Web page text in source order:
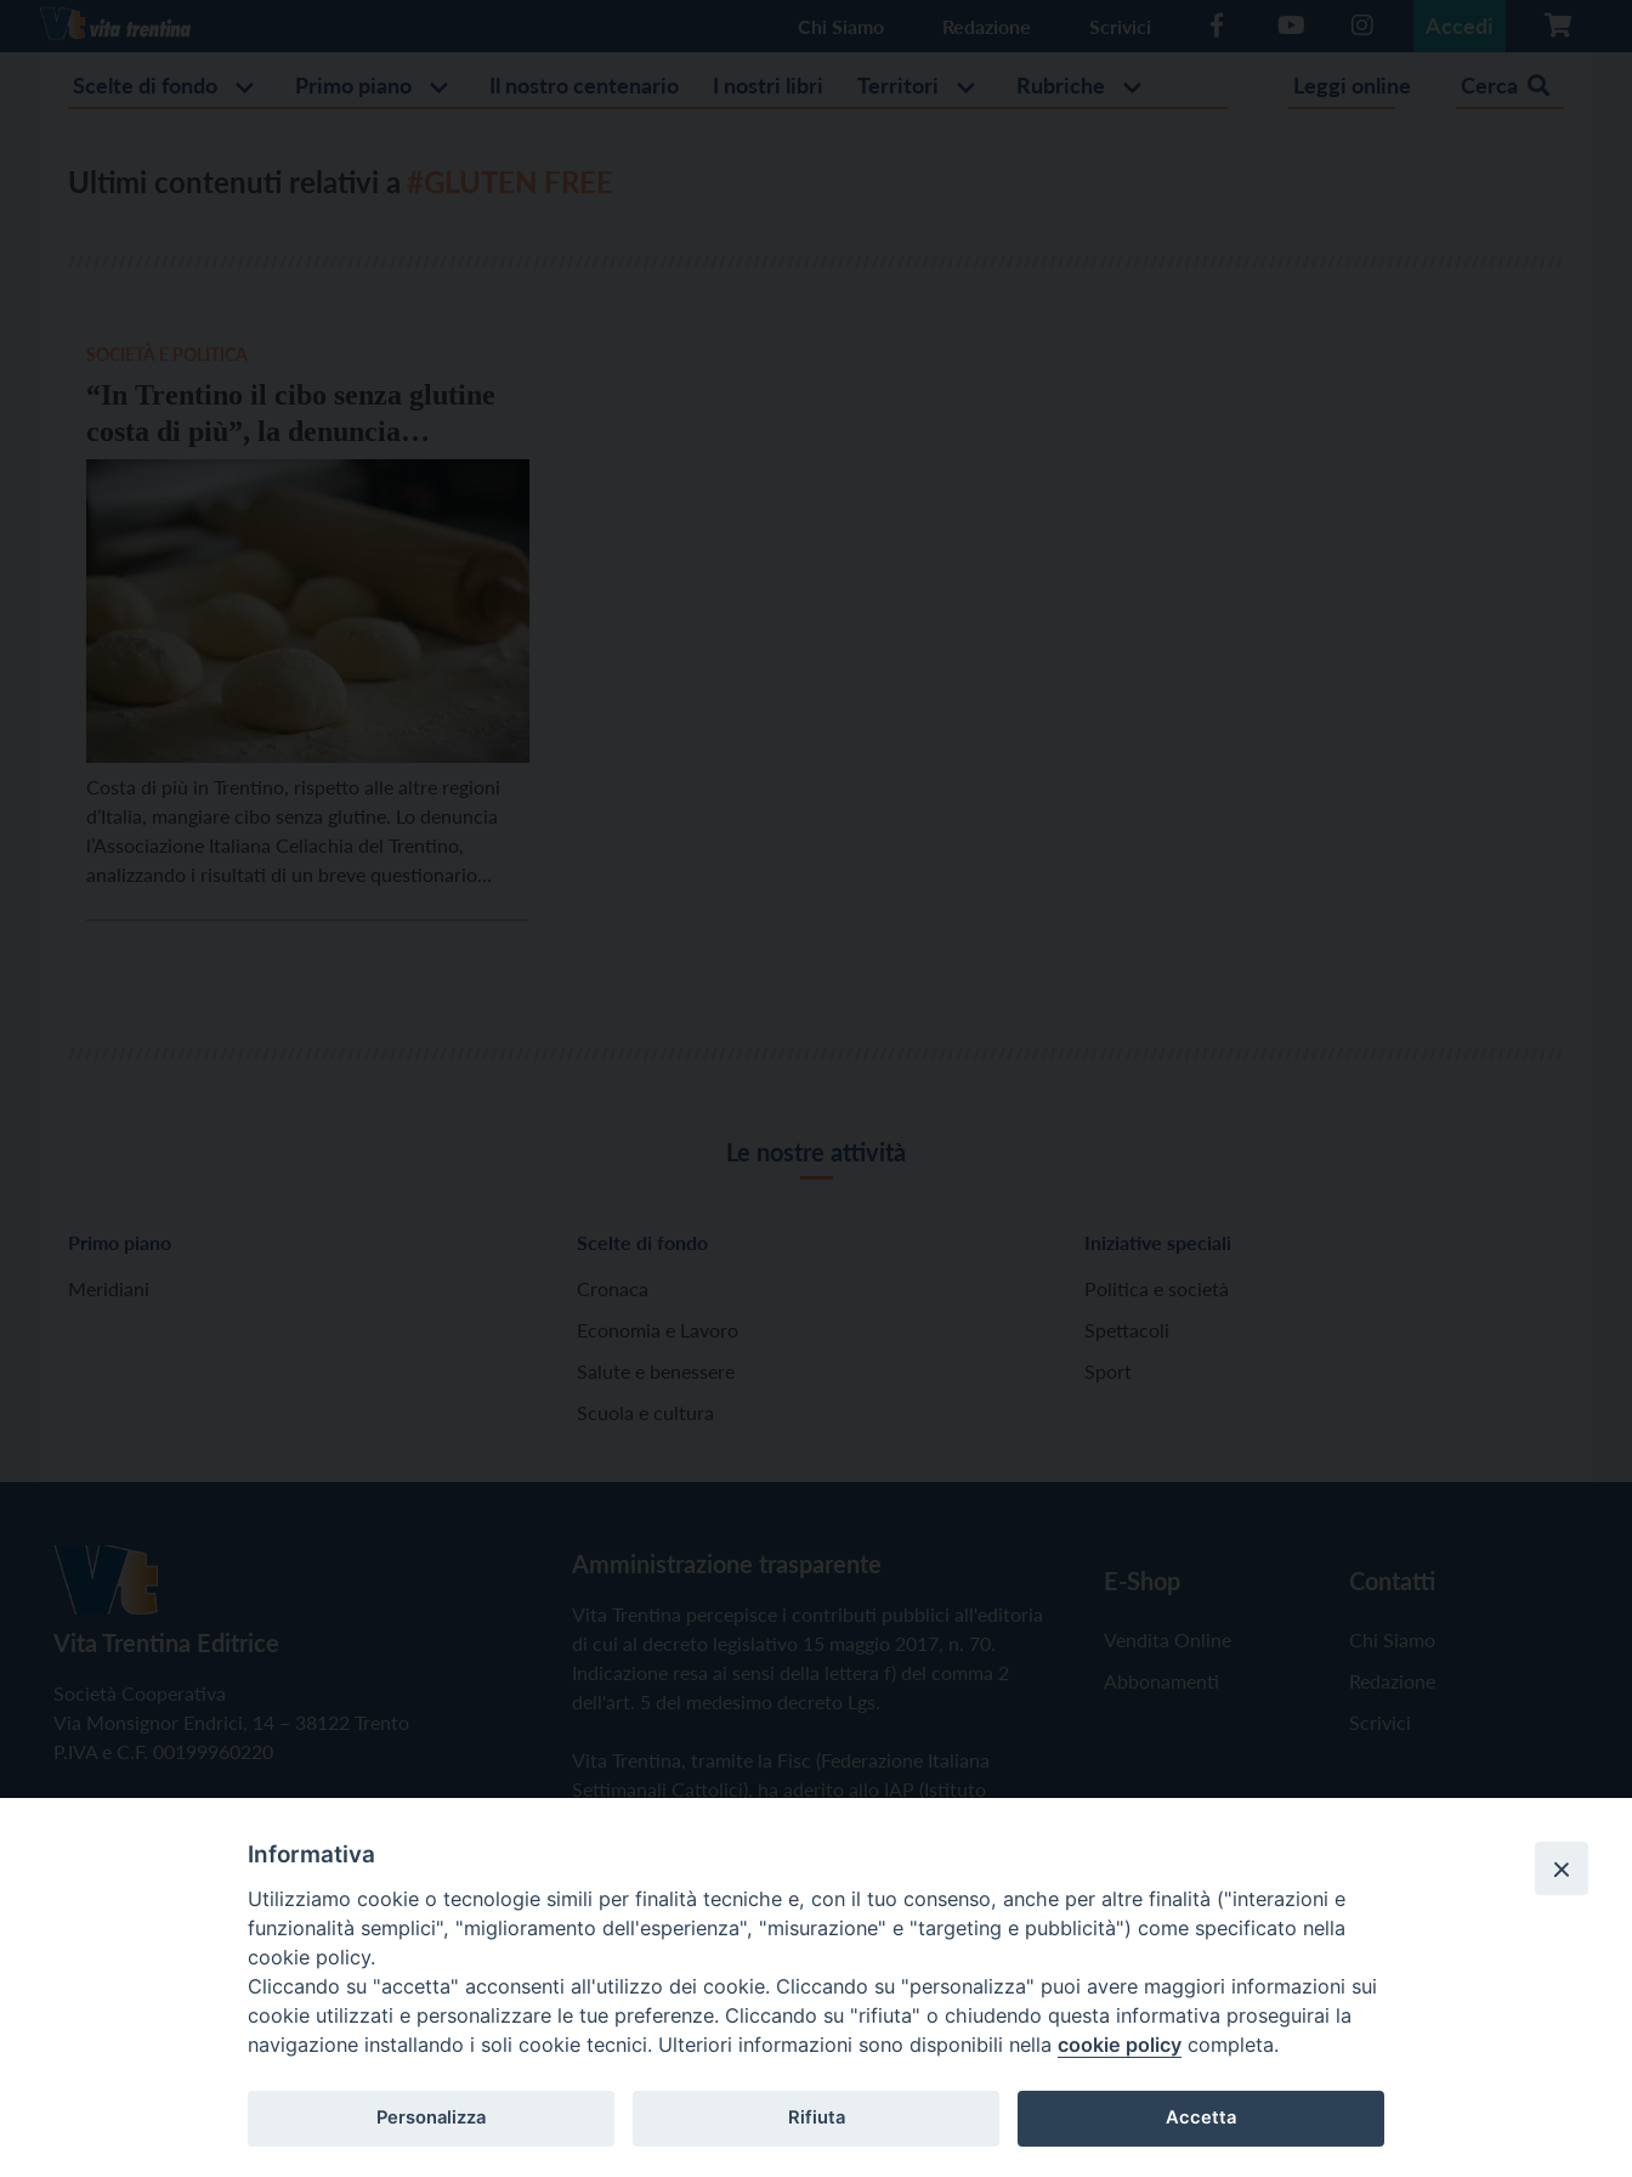
Chi Siamo Redazione Scrivici Accedi
Scelte di fondo Primo piano Il nostro centenario I nostri libri Territori Rubriche Leggi online Cerca
Ultimi contenuti relativi a
“In Trentino il cibo senza glutine
costa di più”, la denuncia
dell’Associazione Italiana
Celiachia
Costa di più in Trentino, rispetto alle altre regioni
d’Italia, mangiare cibo senza glutine. Lo denuncia
l’Associazione Italiana Celiachia del Trentino,
analizzando i risultati di un breve questionario
Le nostre attività
Primo piano
Meridiani
Scelte di fondo
Cronaca
Economia e Lavoro
Salute e benessere
Scuola e cultura
Iniziative speciali
Politica e società
Spettacoli
Sport
Vita Trentina Editrice
Società Cooperativa
Via Monsignor Endrici, 14 – 38122 Trento
P.IVA e C.F. 00199960220
Amministrazione trasparente
Vita Trentina percepisce i contributi pubblici all'editoria
di cui al decreto legislativo 15 maggio 2017, n. 70.
Indicazione resa ai sensi della lettera f) del comma 2
dell'art. 5 del medesimo decreto Lgs.
Vita Trentina, tramite la Fisc (Federazione Italiana
Settimanali Cattolici), ha aderito allo IAP (Istituto
Privacy Policy Cookie Policy
E-Shop
Vendita Online
Abbonamenti
Contatti
Chi Siamo
Redazione
Scrivici
Copyright © 2019 - Tutti i diritti riservati - Vita Trentina Editrice
Informativa
Utilizziamo cookie o tecnologie simili per finalità tecniche e, con il tuo consenso, anche per altre finalità ("interazioni e
funzionalità semplici", "miglioramento dell'esperienza", "misurazione" e "targeting e pubblicità") come specificato nella
cookie policy.
Cliccando su "accetta" acconsenti all'utilizzo dei cookie. Cliccando su "personalizza" puoi avere maggiori informazioni sui
cookie utilizzati e personalizzare le tue preferenze. Cliccando su "rifiuta" o chiudendo questa informativa proseguirai la
navigazione installando i soli cookie tecnici. Ulteriori informazioni sono disponibili nella cookie policy completa.
Personalizza Rifiuta Accetta